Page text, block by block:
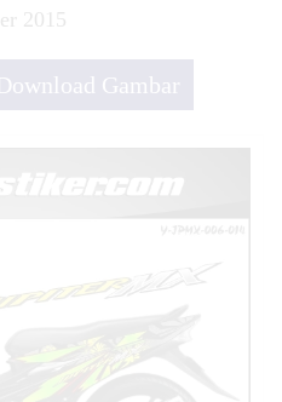
2015
Download Gambar